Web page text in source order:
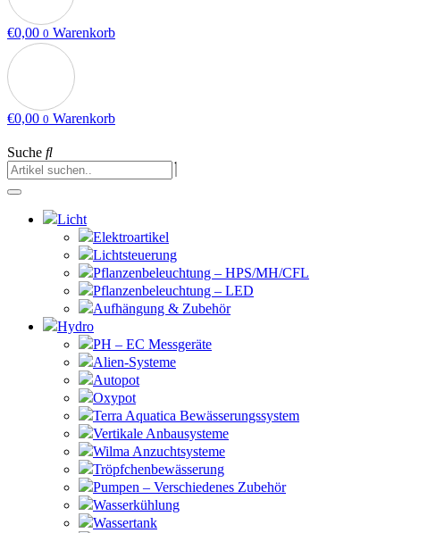
€0,00 0 Warenkorb
€0,00 0 Warenkorb
Suche
Licht
Elektroartikel
Lichtsteuerung
Pflanzenbeleuchtung – HPS/MH/CFL
Pflanzenbeleuchtung – LED
Aufhängung & Zubehör
Hydro
PH – EC Messgeräte
Alien-Systeme
Autopot
Oxypot
Terra Aquatica Bewässerungssystem
Vertikale Anbausysteme
Wilma Anzuchtsysteme
Tröpfchenbewässerung
Pumpen – Verschiedenes Zubehör
Wasserkühlung
Wassertank